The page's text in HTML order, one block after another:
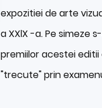
expozitiei de arte
a XXlX -a. Pe simeze
premiilor acestei
"trecute" prin